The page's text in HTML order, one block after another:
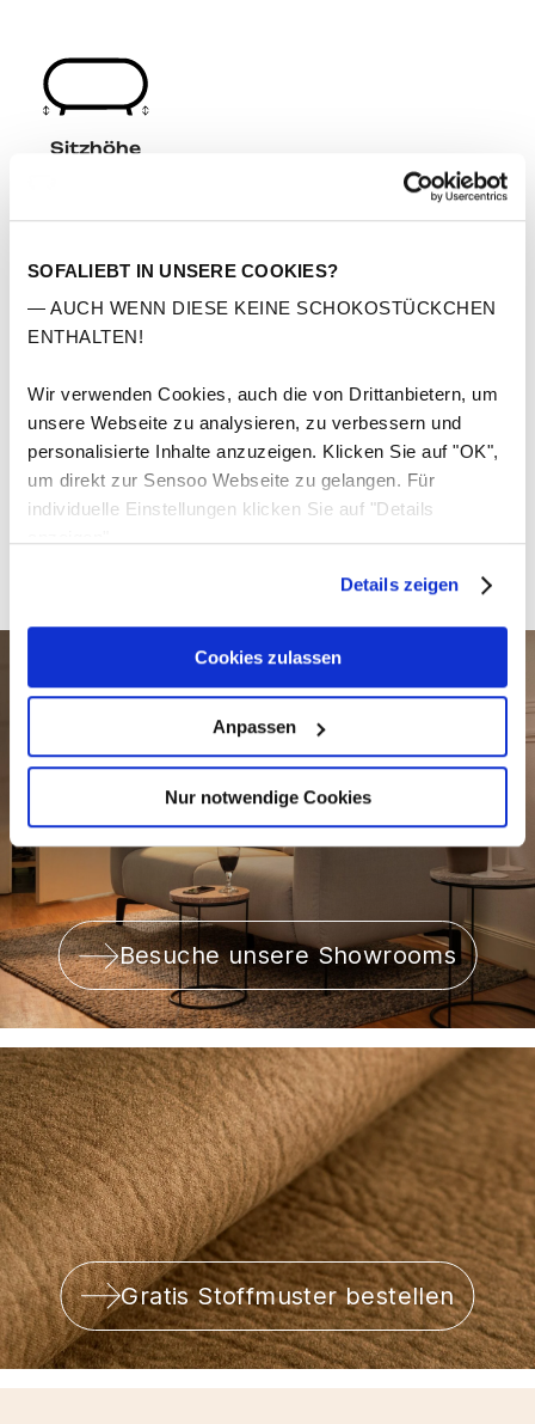
SOFALIEBT IN UNSERE COOKIES?
— AUCH WENN DIESE KEINE SCHOKOSTÜCKCHEN
ENTHALTEN!
Wir verwenden Cookies, auch die von Drittanbietern, um
unsere Webseite zu analysieren, zu verbessern und
personalisierte Inhalte anzuzeigen. Klicken Sie auf "OK",
um direkt zur Sensoo Webseite zu gelangen. Für
individuelle Einstellungen klicken Sie auf "Details
Details zeigen
Cookies zulassen
Anpassen
Nur notwendige Cookies
Sitzhöhe
Maße
Hochwertige Materialien
Pflegeleicht
Einfache Montage
5 Jahre Garantie
Kostenlose Lieferung & Rücksendung
Besuche unsere Showrooms
Gratis Stoffmuster bestellen